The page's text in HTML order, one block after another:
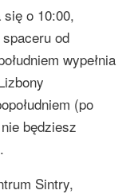
o 10:00,
od
wypełnia
(po
będziesz
Sintry,